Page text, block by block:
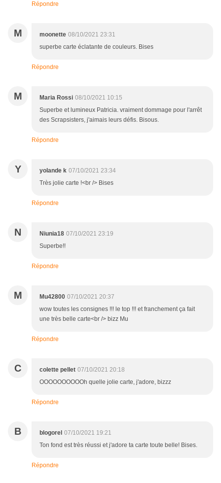
Répondre
M moonette 08/10/2021 23:31
superbe carte éclatante de couleurs. Bises
Répondre
M Maria Rossi 08/10/2021 10:15
Superbe et lumineux Patricia. vraiment dommage pour l'arrêt
des Scrapsisters, j'aimais leurs défis. Bisous.
Répondre
Y yolande k 07/10/2021 23:34
Très jolie carte !<br /> Bises
Répondre
N Niunia18 07/10/2021 23:19
Superbe!!
Répondre
M Mu42800 07/10/2021 20:37
wow toutes les consignes !!! le top !!! et franchement ça fait
une très belle carte<br /> bizz Mu
Répondre
C colette pellet 07/10/2021 20:18
OOOOOOOOOOh quelle jolie carte, j'adore, bizzz
Répondre
B blogorel 07/10/2021 19:21
Ton fond est très réussi et j'adore ta carte toute belle! Bises.
Répondre